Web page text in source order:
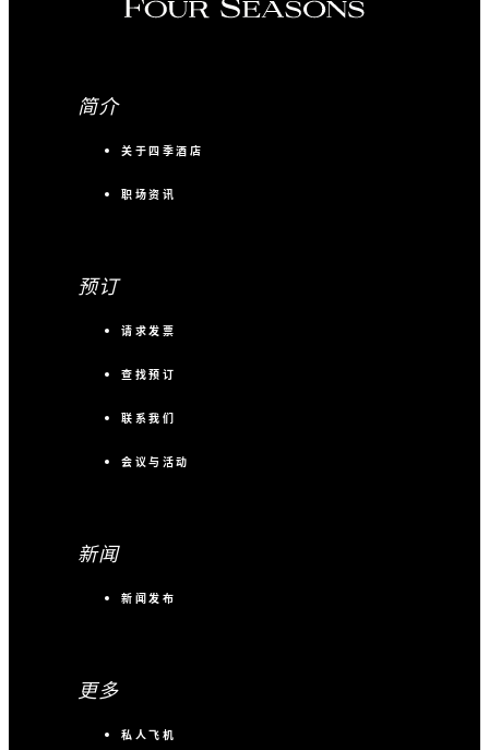
简介
关于四季酒店
职场资讯
预订
请求发票
查找预订
联系我们
会议与活动
新闻
新闻发布
更多
私人飞机